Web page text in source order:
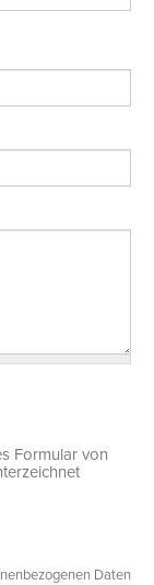
Formular von
Daten